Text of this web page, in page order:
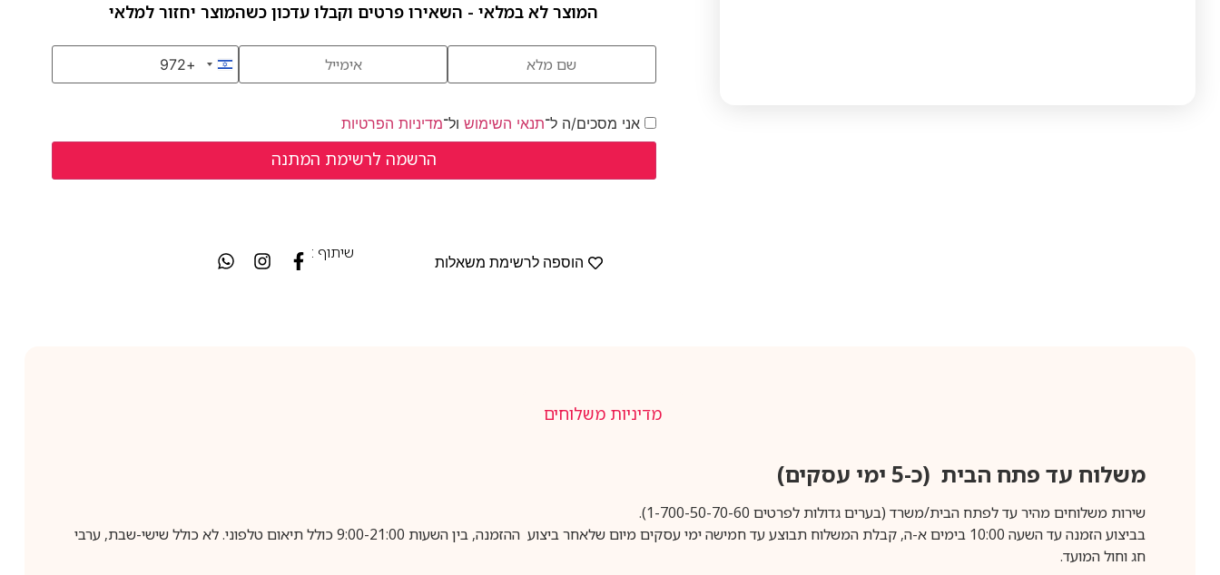
המוצר לא במלאי - השאירו פרטים וקבלו עדכון כשהמוצר יחזור למלאי
Israel +972
+972
אני מסכים/ה ל־תנאי השימוש ול־מדיניות הפרטיות
הוספה לרשימת משאלות
שיתוף :
מדיניות משלוחים
משלוח עד פתח הבית (כ-5 ימי עסקים)
שירות משלוחים מהיר עד לפתח הבית/משרד (בערים גדולות לפרטים 1-700-50-70-60).
בביצוע הזמנה עד השעה 10:00 בימים א-ה, קבלת המשלוח תבוצע עד חמישה ימי עסקים מיום שלאחר ביצוע ההזמנה, בין השעות 9:00-21:00 כולל תיאום טלפוני. לא כולל שישי-שבת, ערבי
חג וחול המועד.